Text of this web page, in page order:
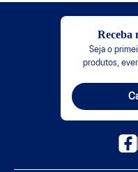
Receba
Seja o
produtos,